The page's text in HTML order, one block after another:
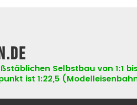
Selbstbau von 1:1 bis
ist 1:22,5